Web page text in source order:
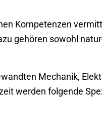
Kompetenzen
gehören sowohl
Mechanik,
werden folgende